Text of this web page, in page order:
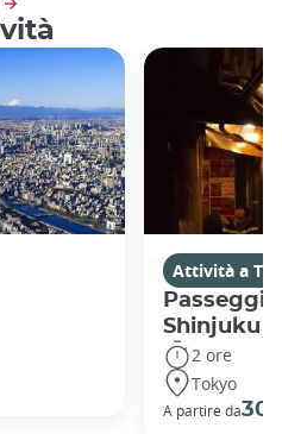
Attività a
Shinjuku
2 ore
Tokyo
A partire da30